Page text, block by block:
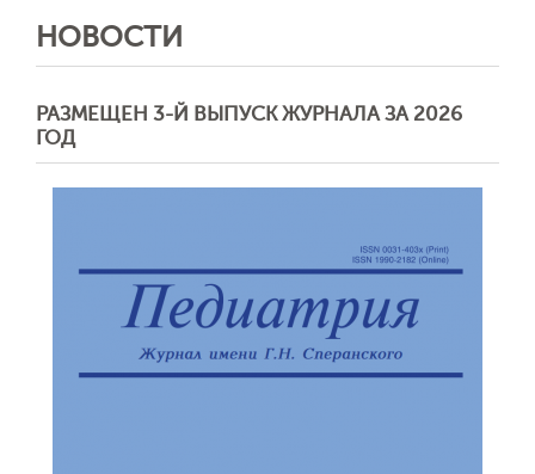
НОВОСТИ
РАЗМЕЩЕН 3-Й ВЫПУСК ЖУРНАЛА ЗА 2026
ГОД